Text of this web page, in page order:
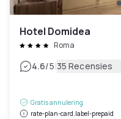
Hotel Domidea
Roma
4.6/5|35 Recensies
Gratis annulering
rate-plan-card.label-prepaid